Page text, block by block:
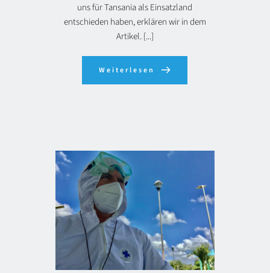
uns für Tansania als Einsatzland
entschieden haben, erklären wir in dem
Artikel. [...]
Weiterlesen